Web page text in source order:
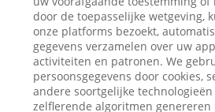
door de toepasselijke wetgeving,
onze platforms bezoekt,
gegevens verzamelen over uw
activiteiten en patronen. We
persoonsgegevens door cookies,
andere soortgelijke
zelflerende algoritmen